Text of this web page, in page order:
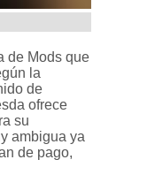
de Mods que
la
de
ofrece
su
ambigua ya
de pago,